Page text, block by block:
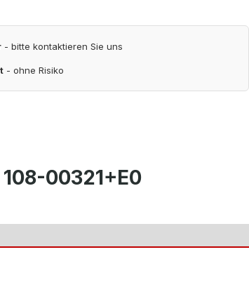
- bitte kontaktieren Sie uns
- ohne Risiko
00321+E0